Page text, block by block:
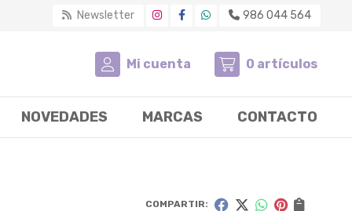
Newsletter 986 044 564
Mi cuenta 0 artículos
NOVEDADES MARCAS CONTACTO
COMPARTIR: